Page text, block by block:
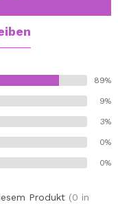
89%
9%
3%
0%
0%
Produkt (0 in